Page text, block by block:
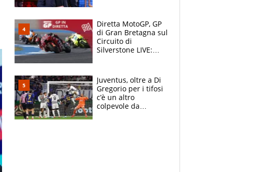
Diretta MotoGP, GP
di Gran Bretagna sul
Circuito di
Silverstone LIVE:
un Bezzecchi
stremato
Juventus, oltre a Di
Gregorio per i tifosi
c’è un altro
colpevole da